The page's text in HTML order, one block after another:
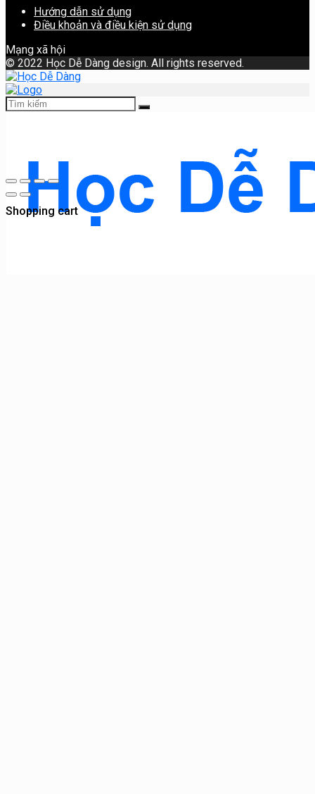
Hướng dẫn sử dụng
Điều khoản và điều kiện sử dụng
Mạng xã hội
© 2022 Học Dễ Dàng design. All rights reserved.
Shopping cart